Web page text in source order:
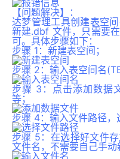
【问题解决】
：
达梦管理工具创建表空
新建.dbf 文件，只需要
可。具体步骤如下：
步骤 1：新建表空间；
步骤 2：输入表空间名
步骤 3：点击添加数据
等；
步骤 4：输入文件路径，
步骤 5：在选择好文件
文件名，不需要自己手动